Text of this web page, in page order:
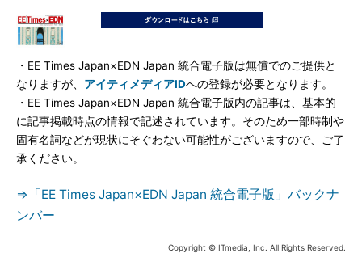
・EE Times Japan×EDN Japan 統合電子版は無償でのご提供と
なりますが、 アイティメディアIDへの登録が必要となります。
・EE Times Japan×EDN Japan 統合電子版内の記事は、基本的
に記事掲載時点の情報で記述されています。そのため一部時制や
固有名詞などが現状にそぐわない可能性がございますので、ご了
承ください。
⇒「EE Times Japan×EDN Japan 統合電子版」バックナ
ンバー
Copyright © ITmedia, Inc. All Rights Reserved.